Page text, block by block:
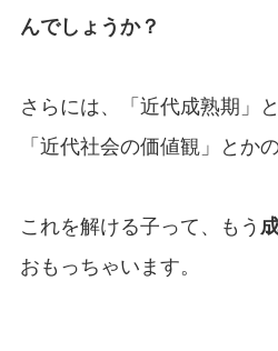
んでしょうか？
さらには、「近代成熟期」
「近代社会の価値観」とか
これを解ける子って、もう
おもっちゃいます。